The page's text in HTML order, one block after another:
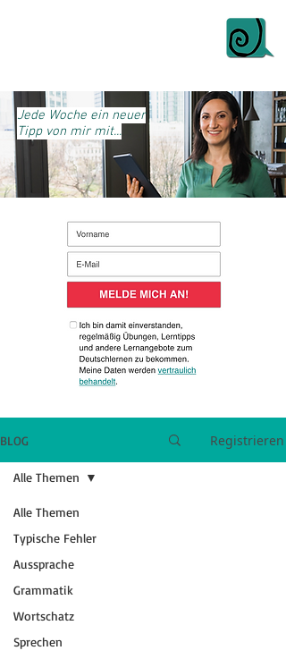
Jede Woche ein neuer
Tipp von mir mit...
BLOG Registrieren
Alle Themen
Typische Fehler
Aussprache
Grammatik
Wortschatz
Sprechen
Alle Themen